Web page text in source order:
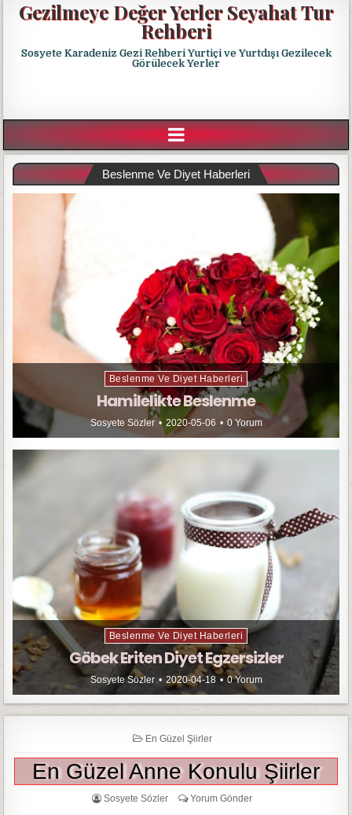
Gezilmeye Değer Yerler Seyahat Tur
Rehberi
Sosyete Karadeniz Gezi Rehberi Yurtiçi ve Yurtdışı Gezilecek
Görülecek Yerler
Beslenme Ve Diyet Haberleri
Beslenme Ve Diyet Haberleri
Hamilelikte Beslenme
Sosyete Sözler 2020-05-06 0 Yorum
Beslenme Ve Diyet Haberleri
Göbek Eriten Diyet Egzersizler
Sosyete Sözler 2020-04-18 0 Yorum
En Güzel Şiirler
En Güzel Anne Konulu Şiirler
Sosyete Sözler Yorum Gönder